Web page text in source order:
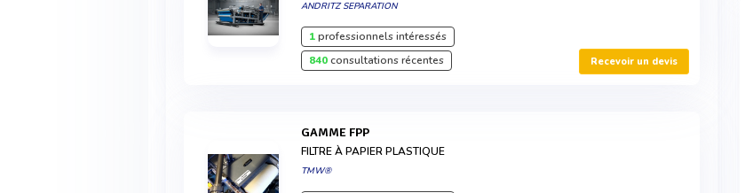
ANDRITZ SEPARATION
1professionnels intéressés
840consultations récentes Recevoir un devis
GAMME FPP
FILTRE À PAPIER PLASTIQUE
TMW®